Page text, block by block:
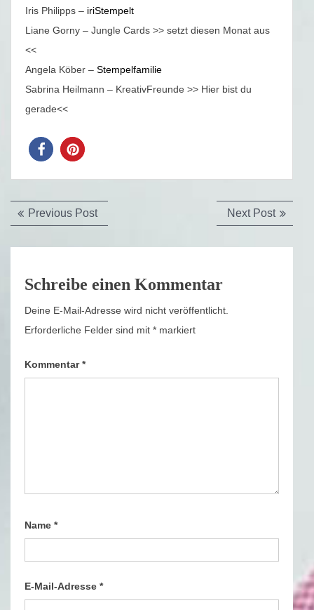
Iris Philipps – iriStempelt
Liane Gorny – Jungle Cards >> setzt diesen Monat aus
<<
Angela Köber – Stempelfamilie
Sabrina Heilmann – KreativFreunde >> Hier bist du
gerade<<
Beitragsnavigation
Previous PostPrevious
post:
Next PostNext
post:
Schreibe einen Kommentar
Deine E-Mail-Adresse wird nicht veröffentlicht.
Erforderliche Felder sind mit * markiert
Kommentar*
Name *
E-Mail-Adresse *